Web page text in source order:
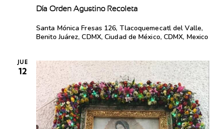
Día Orden Agustino Recoleta
Santa MónicaFresas 126, Tlacoquemecatl del Valle,
Benito Juárez, CDMX, Ciudad de México, CDMX, Mexico
JUE
12